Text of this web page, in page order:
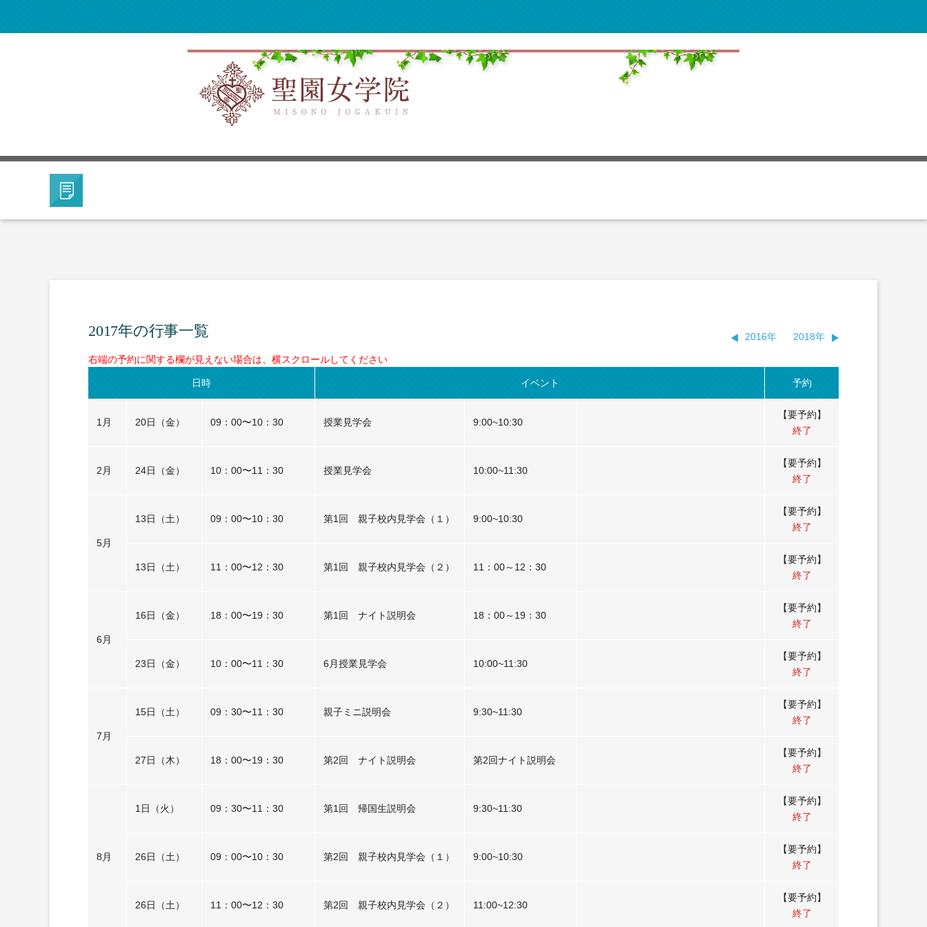
2017年の行事一覧 2016年 2018年
右端の予約に関する欄が見えない場合は、横スクロールしてください
日時 イベント 予約
1月 20日（金） 09：00〜10：30 授業見学会 9:00~10:30
【要予約】
終了
2月 24日（金） 10：00〜11：30 授業見学会 10:00~11:30
【要予約】
終了
5月
13日（土） 09：00〜10：30 第1回 親子校内見学会（１） 9:00~10:30
【要予約】
終了
13日（土） 11：00〜12：30 第1回 親子校内見学会（２） 11：00～12：30
【要予約】
終了
6月
16日（金） 18：00〜19：30 第1回 ナイト説明会 18：00～19：30
【要予約】
終了
23日（金） 10：00〜11：30 6月授業見学会 10:00~11:30
【要予約】
終了
7月
15日（土） 09：30〜11：30 親子ミニ説明会 9:30~11:30
【要予約】
終了
27日（木） 18：00〜19：30 第2回 ナイト説明会 第2回ナイト説明会
【要予約】
終了
8月
1日（火） 09：30〜11：30 第1回 帰国生説明会 9:30~11:30
【要予約】
終了
26日（土） 09：00〜10：30 第2回 親子校内見学会（１） 9:00~10:30
【要予約】
終了
26日（土） 11：00〜12：30 第2回 親子校内見学会（２） 11:00~12:30
【要予約】
終了